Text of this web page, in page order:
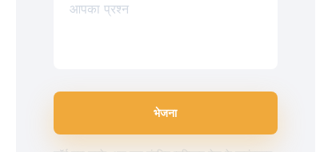
आपका प्रश्न
भेजना